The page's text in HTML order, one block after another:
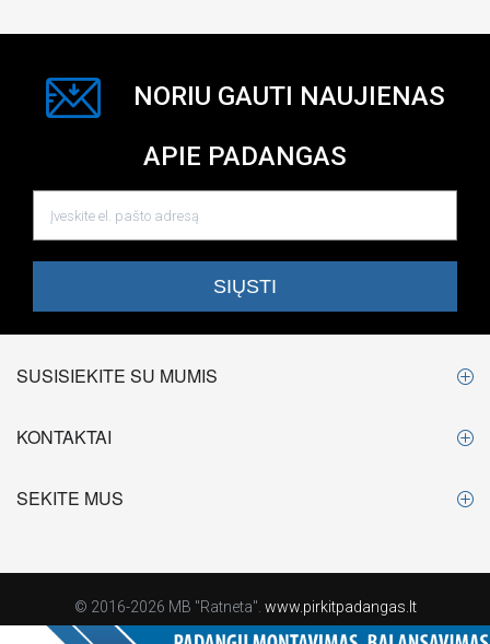
NORIU GAUTI NAUJIENAS
APIE PADANGAS
SUSISIEKITE SU MUMIS
KONTAKTAI
SEKITE MUS
© 2016-2026 MB "Ratneta". www.pirkitpadangas.lt